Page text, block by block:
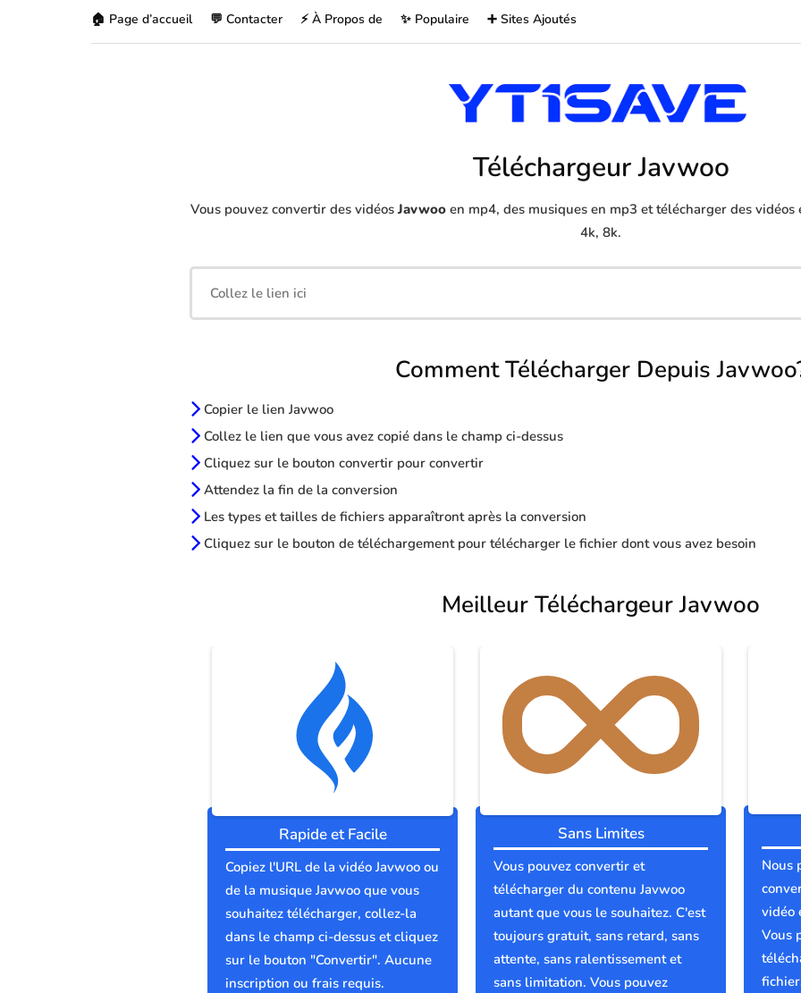
🏠 Page d’accueil 💬 Contacter ⚡ À Propos de ✨ Populaire ➕ Sites Ajoutés
Téléchargeur Javwoo
Vous pouvez convertir des vidéosJavwoo en mp4, des musiques en mp3 et télécharger des
4k, 8k.
Comment Télécharger Depuis
Copier le lien Javwoo
Collez le lien que vous avez copié dans le champ ci-dessus
Cliquez sur le bouton convertir pour convertir
Attendez la fin de la conversion
Les types et tailles de fichiers apparaîtront après la conversion
Cliquez sur le bouton de téléchargement pour télécharger le fichier dont vous avez besoin
Meilleur Téléchargeur Javwoo
Rapide et Facile
Copiez l'URL de la vidéo Javwoo ou
de la musique Javwoo que vous
souhaitez télécharger, collez-la
dans le champ ci-dessus et cliquez
sur le bouton "Convertir". Aucune
inscription ou frais requis.
Sans Limites
Vous pouvez convertir et
télécharger du contenu Javwoo
autant que vous le souhaitez. C'est
toujours gratuit, sans retard, sans
attente, sans ralentissement et
sans limitation. Vous pouvez
Nous
vidéo
Vous